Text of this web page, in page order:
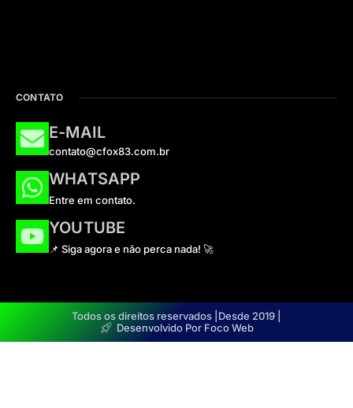
CONTATO
E-MAIL
contato@cfox83.com.br
WHATSAPP
Entre em contato.
YOUTUBE
📌 Siga agora e não perca nada! 🚀
Todos os direitos reservados | Desde 2019 |
Desenvolvido Por Foco Web